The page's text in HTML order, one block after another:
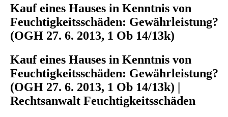
Kauf eines Hauses in Kenntnis von
Feuchtigkeitsschäden: Gewährleistung?
(OGH 27. 6. 2013, 1 Ob 14/13k)
Kauf eines Hauses in Kenntnis von
Feuchtigkeitsschäden: Gewährleistung?
(OGH 27. 6. 2013, 1 Ob 14/13k) |
Rechtsanwalt Feuchtigkeitsschäden